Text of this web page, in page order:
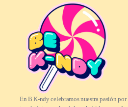
En B K-ndy celebramos nuestra pasión